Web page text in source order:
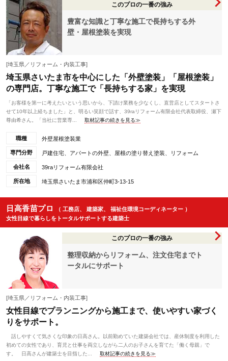
このプロの一番の強み
豊富な知識と丁寧な施工で長持ちする外
壁・屋根塗装を実現
[埼玉県／リフォーム・内装工事]
埼玉県さいたま市を中心にした「外壁塗装」「屋根塗装」
の専門店。丁寧な施工で「長持ちする家」を実現
「お客様を第一に考えたいという思いから、下請け業務を少なくし、直営店としてスタートさ
せて10年以上経ちました」と、明るい笑顔で話す、39raリフォーム有限会社代表取締役、瀬下
尊由希さん。「当社に営業専...
取材記事の続きを見る≫
職種 外壁屋根塗装業
専門分野 戸建住宅、アパートの外壁、屋根の塗り替え塗装、リフォーム
会社名 39raリフォーム有限会社
所在地 埼玉県さいたま市浦和区仲町3-13-15
日高香苗プロ
（ 工務店、 建築家、 福祉住環境コーディネーター ）
女性目線で暮らしをトータルサポートする建築士
このプロの一番の強み
整理収納からリフォーム、注文住宅までト
ータルにサポート
[埼玉県／リフォーム・内装工事]
女性目線でプランニングから施工まで、使いやすい家づく
りをサポート。
話しやすくて気さくな印象の日高さん。以前勤めていた建築会社では、産休制度を利用した
初めての女性であり、育児と仕事を両立しながら二人のお子さんを育てた「働く母親」で
す。 日高さんが建築士を目指した...
取材記事の続きを見る≫